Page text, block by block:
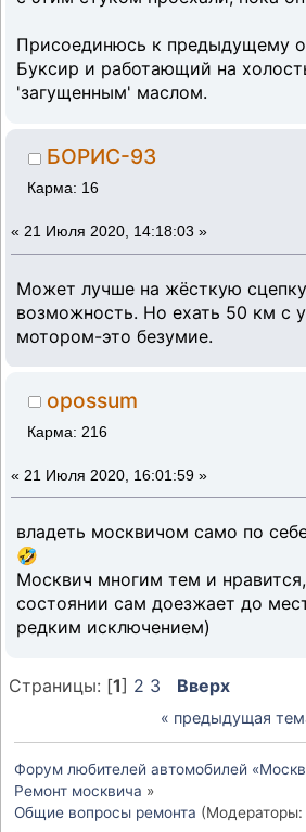
Присоединюсь к предыдущему
Буксир и работающий на
'загущенным' маслом.
БОРИС-93
Карма: 16
« 21 Июля 2020, 14:18:03 »
Может лучше на жёсткую
возможность. Но ехать 50 км с
мотором-это безумие.
opossum
Карма: 216
« 21 Июля 2020, 16:01:59 »
владеть москвичом само по
🤣
Москвич многим тем и
состоянии сам доезжает до
редким исключением)
Страницы: [1] 2 3 Вверх
« предыдущая
Форум любителей автомобилей
Ремонт москвича »
Общие вопросы ремонта (Модераторы: